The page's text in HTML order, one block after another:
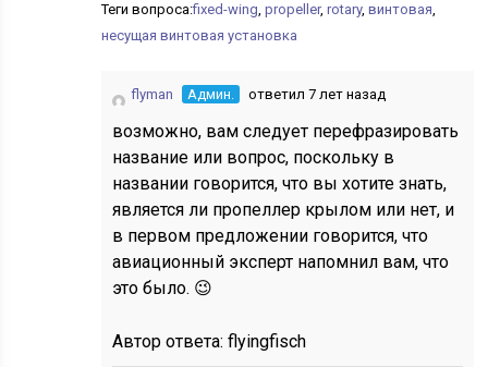
Теги вопроса:fixed-wing,propeller,rotary,винтовая,
несущая винтовая установка
flyman Админ. ответил 7 лет назад
возможно, вам следует перефразировать
название или вопрос, поскольку в
названии говорится, что вы хотите знать,
является ли пропеллер крылом или нет, и
в первом предложении говорится, что
авиационный эксперт напомнил вам, что
это было. 😉
Автор ответа:flyingfisch